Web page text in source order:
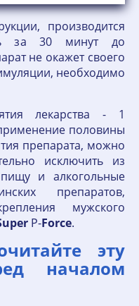
производится
за 30 минут до
не окажет своего
необходимо
лекарства - 1
половины
препарата, можно
исключить из
и алкогольные
препаратов,
мужского
P-Force.
эту
началом